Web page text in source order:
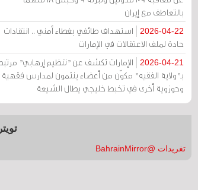
بالتعاطف مع إيران
2026-04-22
استهداف طائفي بغطاء أمني .. انتقادات
حادة لملف الاعتقالات في الإمارات
2026-04-21
الإمارات تكشف عن "تنظيم إرهابي"
بـ"ولاية الفقيه" مكوّن من أعضاء ينتمون لمدارس فقهية
وحوزوية أخرى في تخبط خليجي يطال الشيعة
تويتر
تغريدات @BahrainMirror